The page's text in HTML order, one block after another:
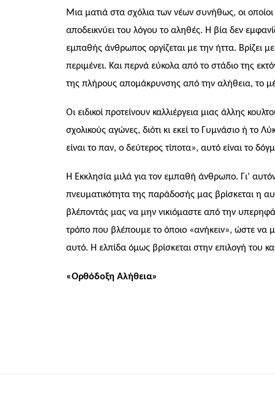
Μια ματιά στα σχόλια των νέων συνήθως, οι
αποδεικνύει του λόγου το αληθές. Η βία δεν
εμπαθής άνθρωπος οργίζεται με την ήττα. Βρίζει
περιμένει. Και περνά εύκολα από το στάδιο της
της πλήρους απομάκρυνσης από την αλήθεια, το
Οι ειδικοί προτείνουν καλλιέργεια μιας άλλης
σχολικούς αγώνες, διότι κι εκεί το Γυμνάσιο ή το
είναι το παν, ο δεύτερος τίποτα», αυτό είναι το
Η Εκκλησία μιλά για τον εμπαθή άνθρωπο. Γι’
πνευματικότητα της παράδοσής μας βρίσκεται η
βλέποντάς μας να μην νικιόμαστε από την
τρόπο που βλέπουμε το όποιο «ανήκειν», ώστε να
αυτό. Η ελπίδα όμως βρίσκεται στην επιλογή του
«Ορθόδοξη Αλήθεια»